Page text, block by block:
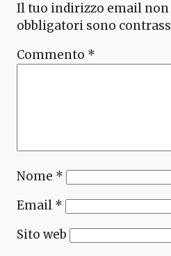
Il tuo indirizzo email non
obbligatori sono
Commento *
Nome *
Email *
Sito web